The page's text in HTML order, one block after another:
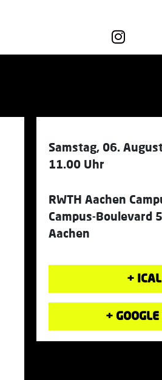
Samstag, 06.
11.00 Uhr
RWTH Aachen
Campus-Boulevard
Aachen
+ ICAL
+